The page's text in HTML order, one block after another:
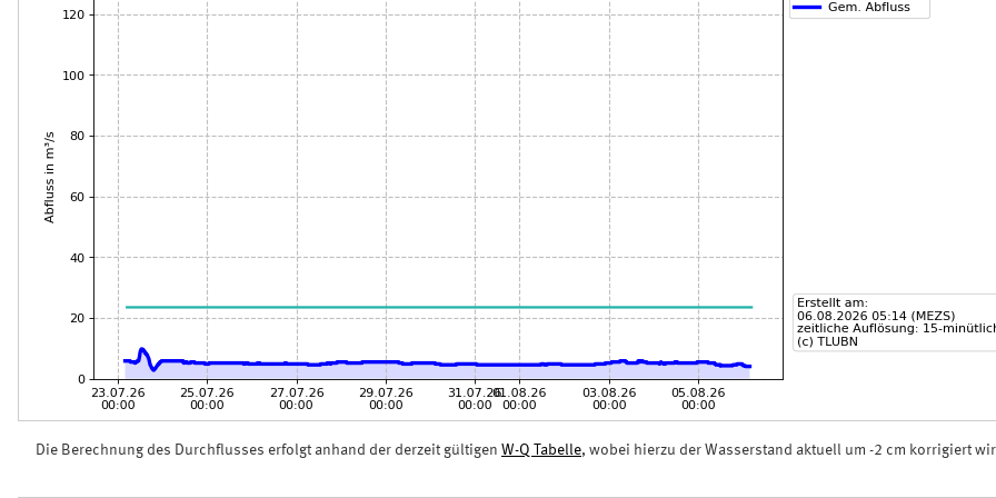
Die Berechnung des Durchflusses erfolgt anhand der derzeit gültigen W-Q Tabelle, wobei hierzu der Wasserstand aktuell um -2 cm korrigiert